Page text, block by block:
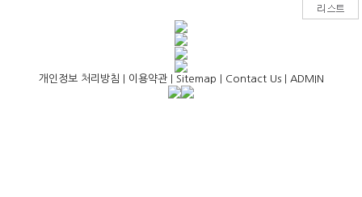
개인정보 처리방침 이용약관| Sitemap Contact Us| ADMIN